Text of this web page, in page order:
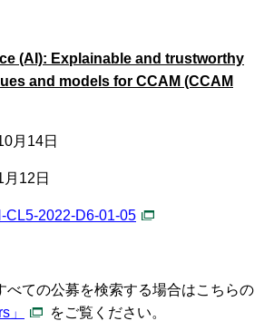
(AI): Explainable and trustworthy
and models for CCAM (CCAM
月14日
12日
CL5-2022-D6-01-05
べての公募を検索する場合はこちらの
」
をご覧ください。